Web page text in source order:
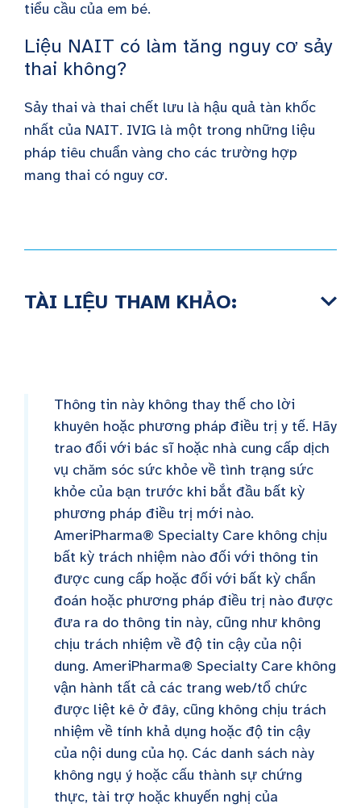
tiểu cầu của em bé.
Liệu NAIT có làm tăng nguy cơ sảy
thai không?
Sảy thai và thai chết lưu là hậu quả tàn khốc
nhất của NAIT. IVIG là một trong những liệu
pháp tiêu chuẩn vàng cho các trường hợp
mang thai có nguy cơ.
TÀI LIỆU THAM KHẢO:
Thông tin này không thay thế cho lời
khuyên hoặc phương pháp điều trị y tế. Hãy
trao đổi với bác sĩ hoặc nhà cung cấp dịch
vụ chăm sóc sức khỏe về tình trạng sức
khỏe của bạn trước khi bắt đầu bất kỳ
phương pháp điều trị mới nào.
AmeriPharma® Specialty Care không chịu
bất kỳ trách nhiệm nào đối với thông tin
được cung cấp hoặc đối với bất kỳ chẩn
đoán hoặc phương pháp điều trị nào được
đưa ra do thông tin này, cũng như không
chịu trách nhiệm về độ tin cậy của nội
dung. AmeriPharma® Specialty Care không
vận hành tất cả các trang web/tổ chức
được liệt kê ở đây, cũng không chịu trách
nhiệm về tính khả dụng hoặc độ tin cậy
của nội dung của họ. Các danh sách này
không ngụ ý hoặc cấu thành sự chứng
thực, tài trợ hoặc khuyến nghị của